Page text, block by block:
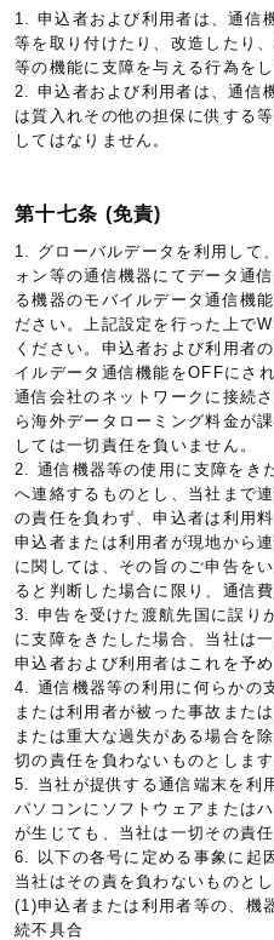
1. 申込者および利用者は、通信
等を取り付けたり、改造したり
等の機能に支障を与える行為を
2. 申込者および利用者は、通信
は質入れその他の担保に供する
してはなりません。
第十七条 (免責)
1. グローバルデータを利用して
ォン等の通信機器にてデータ通
る機器のモバイルデータ通信機
ださい。上記設定を行った上で
ください。申込者および利用者
イルデータ通信機能をOFFにさ
通信会社のネットワークに接続
ら海外データローミング料金が
しては一切責任を負いません。
2. 通信機器等の使用に支障をき
へ連絡するものとし、当社まで
の責任を負わず、申込者は利用
申込者または利用者が現地から
に関しては、その旨のご申告を
ると判断した場合に限り、通信
3. 申告を受けた渡航先国に誤り
に支障をきたした場合、当社は
申込者および利用者はこれを予
4. 通信機器等の利用に何らかの
または利用者が被った事故また
または重大な過失がある場合を
切の責任を負わないものとします
5. 当社が提供する通信端末を利
パソコンにソフトウェアまたは
が生じても、当社は一切その責
6. 以下の各号に定める事象に起
当社はその責を負わないものとし
(1)申込者または利用者等の、機
続不具合